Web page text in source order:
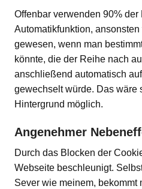
Offenbar verwenden 90% der
Automatikfunktion,
gewesen, wenn man
könnte, die der Reihe nach
anschließend automatisch
gewechselt würde. Das wäre
Hintergrund möglich.
Angenehmer
Durch das Blocken der
Webseite beschleunigt.
Sever wie meinem, bekommt